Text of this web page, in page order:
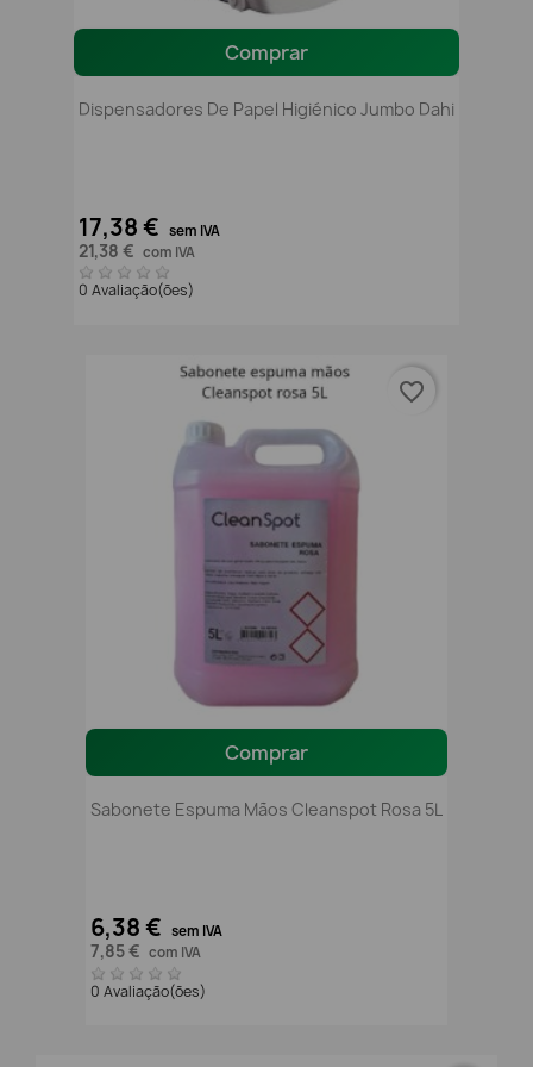
Comprar
Dispensadores De Papel Higiénico Jumbo Dahi
17,38 € sem IVA
21,38 € com IVA
0 Avaliação(ões)
Comprar
Sabonete Espuma Mãos Cleanspot Rosa 5L
6,38 € sem IVA
7,85 € com IVA
0 Avaliação(ões)
favorite_border